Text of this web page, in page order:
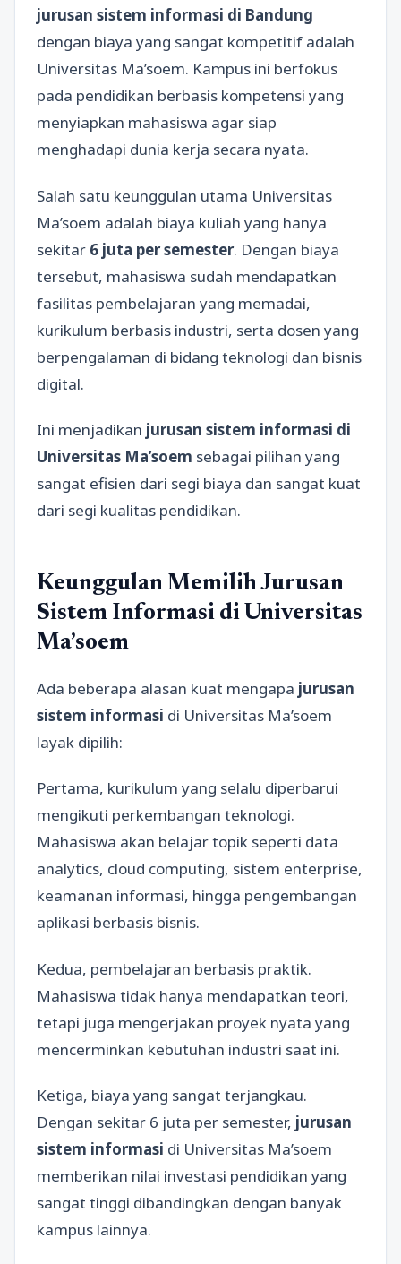
jurusan sistem informasi di Bandung
dengan biaya yang sangat kompetitif adalah
Universitas Ma’soem. Kampus ini berfokus
pada pendidikan berbasis kompetensi yang
menyiapkan mahasiswa agar siap
menghadapi dunia kerja secara nyata.
Salah satu keunggulan utama Universitas
Ma’soem adalah biaya kuliah yang hanya
sekitar 6 juta per semester. Dengan biaya
tersebut, mahasiswa sudah mendapatkan
fasilitas pembelajaran yang memadai,
kurikulum berbasis industri, serta dosen yang
berpengalaman di bidang teknologi dan bisnis
digital.
Ini menjadikan jurusan sistem informasi di
Universitas Ma’soem sebagai pilihan yang
sangat efisien dari segi biaya dan sangat kuat
dari segi kualitas pendidikan.
Keunggulan Memilih Jurusan
Sistem Informasi di Universitas
Ma’soem
Ada beberapa alasan kuat mengapa jurusan
sistem informasi di Universitas Ma’soem
layak dipilih:
Pertama, kurikulum yang selalu diperbarui
mengikuti perkembangan teknologi.
Mahasiswa akan belajar topik seperti data
analytics, cloud computing, sistem enterprise,
keamanan informasi, hingga pengembangan
aplikasi berbasis bisnis.
Kedua, pembelajaran berbasis praktik.
Mahasiswa tidak hanya mendapatkan teori,
tetapi juga mengerjakan proyek nyata yang
mencerminkan kebutuhan industri saat ini.
Ketiga, biaya yang sangat terjangkau.
Dengan sekitar 6 juta per semester, jurusan
sistem informasi di Universitas Ma’soem
memberikan nilai investasi pendidikan yang
sangat tinggi dibandingkan dengan banyak
kampus lainnya.